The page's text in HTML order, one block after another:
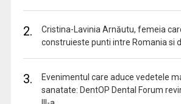
2.
Cristina-Lavinia Arnăutu, femeia
construieste punti intre Romania si
3.
Evenimentul care aduce vedetele
sanatate: DentOP Dental Forum